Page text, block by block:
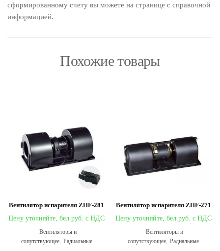
сформированному счету вы можете на странице с справочной
информацией.
Похожие товары
Вентилятор испарителя ZHF-281
Цену уточняйте,
Вентиляторы и
сопутствующее, Радиальные
Вентилятор испарителя ZHF-271
Цену уточняйте,
Вентиляторы и
сопутствующее, Радиальные